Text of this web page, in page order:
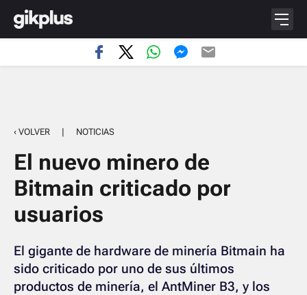
‹ VOLVER | NOTICIAS
El nuevo minero de
Bitmain criticado por
usuarios
El gigante de hardware de minería Bitmain ha
sido criticado por uno de sus últimos
productos de minería, el AntMiner B3, y los